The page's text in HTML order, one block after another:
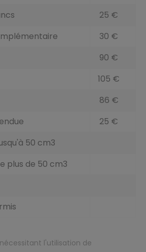
25 €
30 €
90 €
105 €
86 €
25 €
50 cm3
plus de 50 cm3
l'utilisation de